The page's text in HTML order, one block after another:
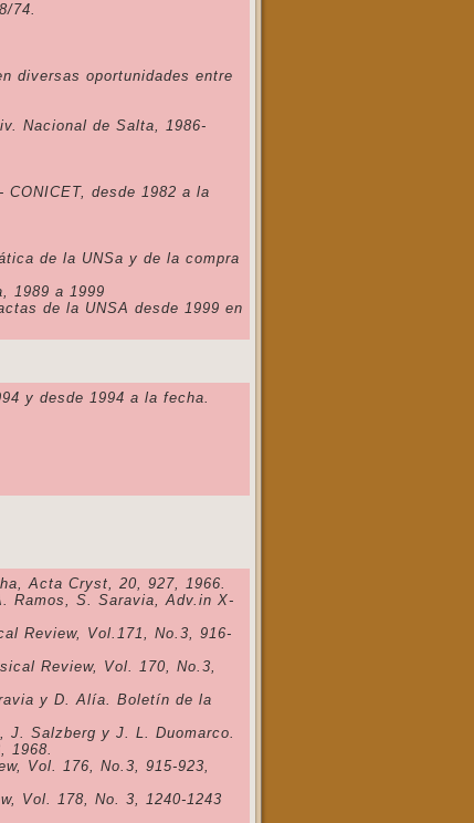
74.
diversas oportunidades entre
Nacional de Salta, 1986-
desde 1982 a la
de la UNSa y de la compra
1989 a 1999
de la UNSA desde 1999 en
y desde 1994 a la fecha.
Acta Cryst, 20, 927, 1966.
Ramos, S. Saravia, Adv.in X-
Review, Vol.171, No.3, 916-
Review, Vol. 170, No.3,
y D. Alía. Boletín de la
J. Salzberg y J. L. Duomarco.
1968.
Vol. 176, No.3, 915-923,
Vol. 178, No. 3, 1240-1243